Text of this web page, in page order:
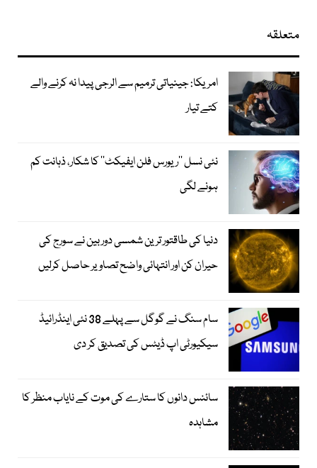
متعلقہ
امریکا: جینیاتی ترمیم سے الرجی پیدا نہ کرنے والے
کتے تیار
نئی نسل ’’ریورس فلن ایفیکٹ‘‘ کا شکار، ذہانت کم
ہونے لگی
دنیا کی طاقتور ترین شمسی دوربین نے سورج کی
حیران کن اور انتہائی واضح تصاویر حاصل کرلیں
سام سنگ نے گوگل سے پہلے 38 نئی اینڈرائیڈ
سیکیورٹی اپ ڈیٹس کی تصدیق کر دی
سائنس دانوں کا ستارے کی موت کے نایاب منظر کا
مشاہدہ